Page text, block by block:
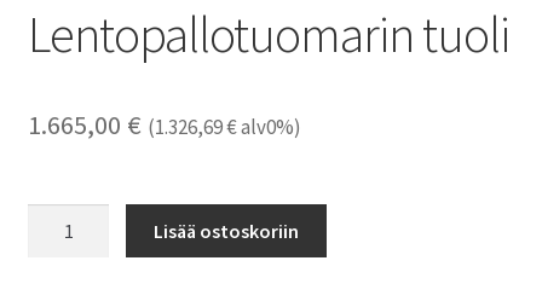
Lentopallotuomarin tuoli
1.665,00 € (1.326,69€alv0%)
Lisää ostoskoriin